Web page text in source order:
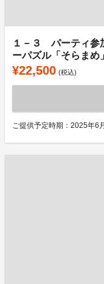
１－３ パーティ参
ーパズル「そらまめ」
¥22,500 (税込)
ご提供予定時期：2025年6